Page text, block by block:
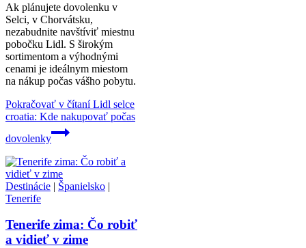
Ak plánujete dovolenku v
Selci, v Chorvátsku,
nezabudnite navštíviť miestnu
pobočku Lidl. S širokým
sortimentom a výhodnými
cenami je ideálnym miestom
na nákup počas vášho pobytu.
Pokračovať v čítaníLidl selce
croatia: Kde nakupovať počas
dovolenky
Destinácie | Španielsko |
Tenerife
Tenerife zima: Čo robiť
a vidieť v zime